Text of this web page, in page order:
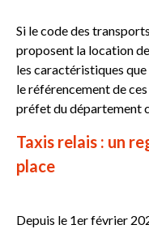
Si le code des
proposent la location
les caractéristiques
le référencement de
préfet du département
Taxis relais : un
place
Depuis le 1er février